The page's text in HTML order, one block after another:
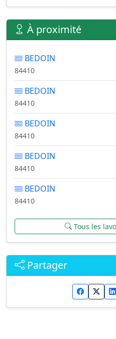
À proximité
BEDOIN
84410
BEDOIN
84410
BEDOIN
84410
BEDOIN
84410
BEDOIN
84410
Tous les
Partager